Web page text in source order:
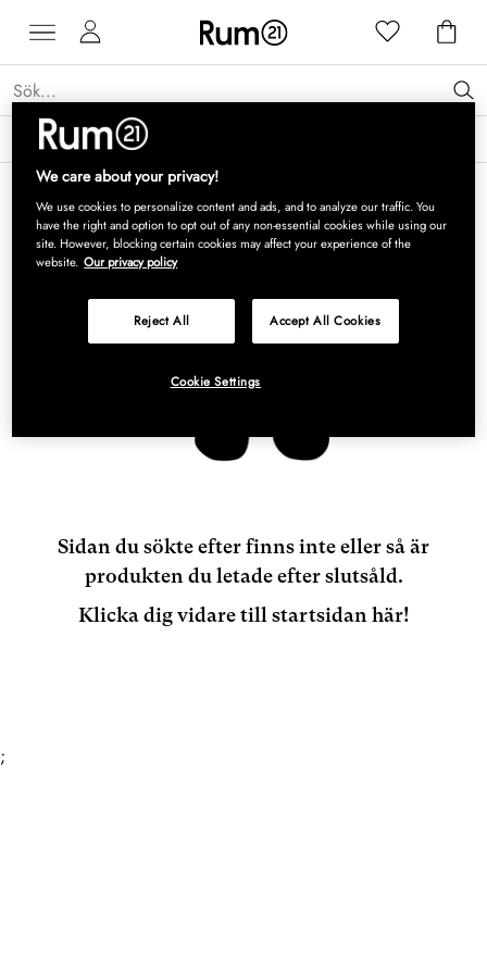
Få 15 % rabatt på Grythyttan Stålmöbler* →
Sidan du sökte efter finns inte eller så är
produkten du letade efter slutsåld.
Klicka dig vidare till startsidan här!
;
We care about your privacy!
We use cookies to personalize content and ads, and to analyze our traffic. You
have the right and option to opt out of any non-essential cookies while using our
site. However, blocking certain cookies may affect your experience of the
website. Our privacy policy
Reject All Accept All Cookies
Cookie Settings